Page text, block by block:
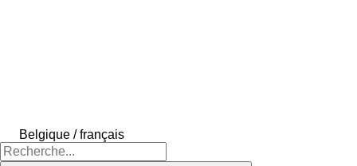
Belgique / français